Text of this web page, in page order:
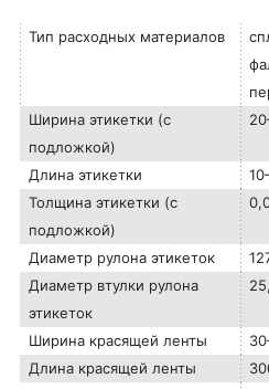
Тип расходных материалов
Ширина этикетки (с
подложкой)
Длина этикетки
Толщина этикетки (с
подложкой)
Диаметр рулона этикеток
Диаметр втулки рулона
этикеток
Ширина красящей ленты
Длина красящей ленты